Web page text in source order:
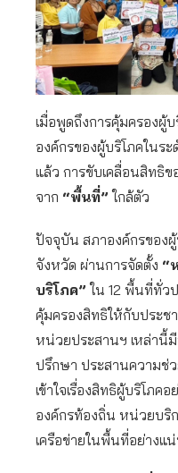
เมื่อพูดถึงการคุ้มครองผู้
องค์กรของผู้บริโภคในร
แล้ว การขับเคลื่อนสิทธิ
จาก “พื้นที่” ใกล้ตัว
ปัจจุบัน สภาองค์กรของ
จังหวัด ผ่านการจัดตั้ง “
บริโภค” ใน 12 พื้นที่ทั่ว
คุ้มครองสิทธิให้กับประช
หน่วยประสานฯ เหล่านี้มี
ปรึกษา ประสานความช่
เข้าใจเรื่องสิทธิผู้บริโภค
องค์กรท้องถิ่น หน่วยบริ
เครือข่ายในพื้นที่อย่างแ